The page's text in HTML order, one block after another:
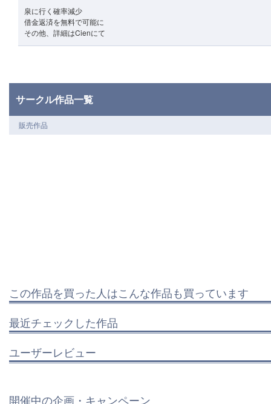
泉に行く確率減少
借金返済を無料で可能に
その他、詳細はCienにて
サークル作品一覧
販売作品
この作品を買った人はこんな作品も買っています
最近チェックした作品
ユーザーレビュー
開催中の企画・キャンペーン